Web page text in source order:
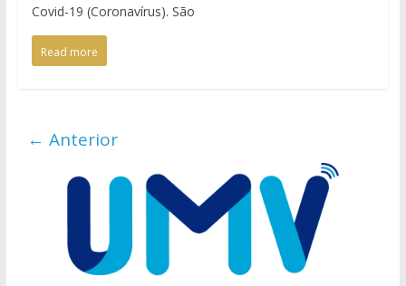
Covid-19 (Coronavírus). São
Read more
← Anterior